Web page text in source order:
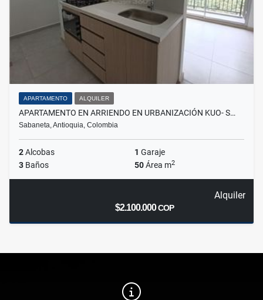
APARTAMENTO ALQUILER
APARTAMENTO EN ARRIENDO EN URBANIZACIÓN KUO- S…
Sabaneta, Antioquia, Colombia
2Alcobas 1 Garaje
3 Baños 50Área m2
Alquiler
$2.100.000COP